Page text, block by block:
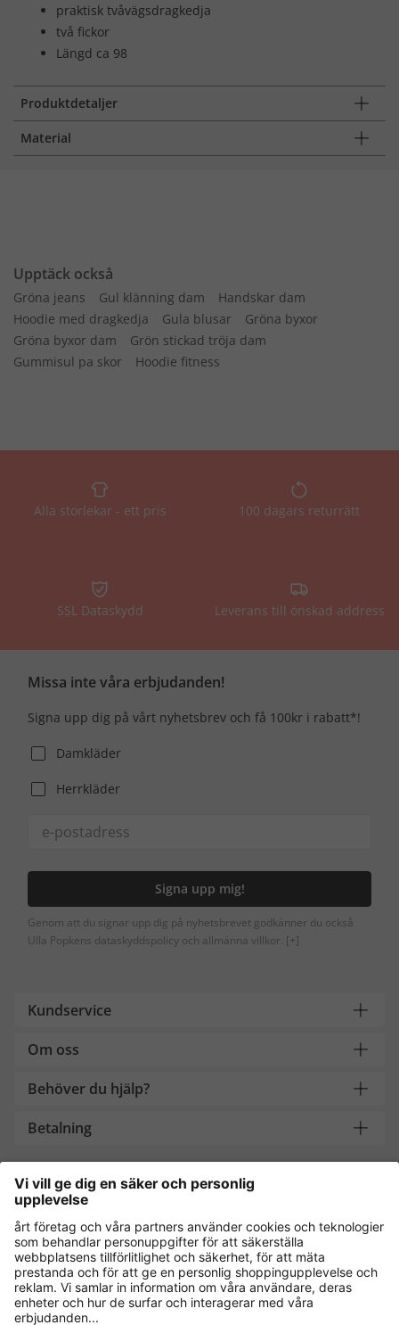
praktisk tvåvägsdragkedja
två fickor
Längd ca 98
Produktdetaljer
Material
Upptäck också
Gröna jeans Gul klänning dam
Handskar dam
Hoodie med dragkedja
Gula blusar
Gröna byxor
Gröna byxor dam
Grön stickad tröja dam
Gummisul pa skor
Hoodie fitness
Alla storlekar - ett pris 100 dagars returrätt
SSL Dataskydd Leverans till önskad address
Missa inte våra erbjudanden!
Signa upp dig på vårt nyhetsbrev och få 100kr i rabatt*!
Damkläder
Herrkläder
Signa upp mig!
Genom att du signar upp dig på nyhetsbrevet godkänner du också
Ulla Popkens dataskyddspolicy och allmänna villkor. [+]
Kundservice
Om oss
Behöver du hjälp?
Betalning
Handla säkert med
Andra onlinebutiker
Sverige